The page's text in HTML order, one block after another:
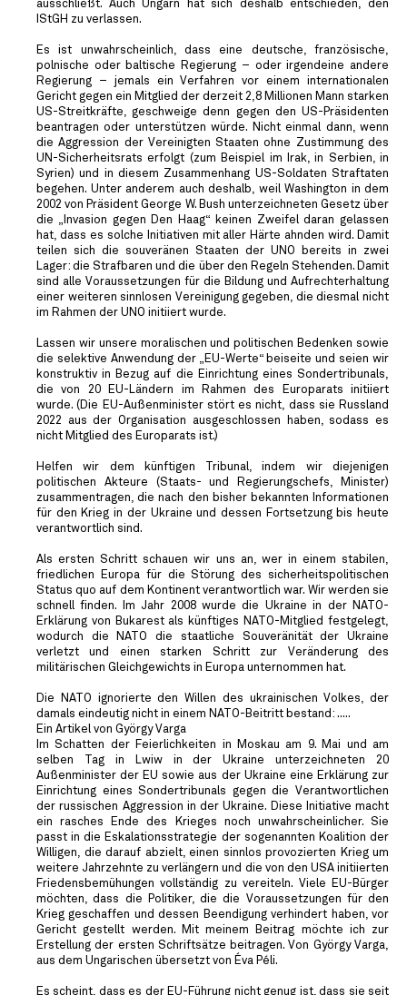
ausschließt. Auch Ungarn hat sich deshalb entschieden, den
IStGH zu verlassen.
Es ist unwahrscheinlich, dass eine deutsche, französische,
polnische oder baltische Regierung – oder irgendeine andere
Regierung – jemals ein Verfahren vor einem internationalen
Gericht gegen ein Mitglied der derzeit 2,8 Millionen Mann starken
US-Streitkräfte, geschweige denn gegen den US-Präsidenten
beantragen oder unterstützen würde. Nicht einmal dann, wenn
die Aggression der Vereinigten Staaten ohne Zustimmung des
UN-Sicherheitsrats erfolgt (zum Beispiel im Irak, in Serbien, in
Syrien) und in diesem Zusammenhang US-Soldaten Straftaten
begehen. Unter anderem auch deshalb, weil Washington in dem
2002 von Präsident George W. Bush unterzeichneten Gesetz über
die „Invasion gegen Den Haag“ keinen Zweifel daran gelassen
hat, dass es solche Initiativen mit aller Härte ahnden wird. Damit
teilen sich die souveränen Staaten der UNO bereits in zwei
Lager: die Strafbaren und die über den Regeln Stehenden. Damit
sind alle Voraussetzungen für die Bildung und Aufrechterhaltung
einer weiteren sinnlosen Vereinigung gegeben, die diesmal nicht
im Rahmen der UNO initiiert wurde.
Lassen wir unsere moralischen und politischen Bedenken sowie
die selektive Anwendung der „EU-Werte“ beiseite und seien wir
konstruktiv in Bezug auf die Einrichtung eines Sondertribunals,
die von 20 EU-Ländern im Rahmen des Europarats initiiert
wurde. (Die EU-Außenminister stört es nicht, dass sie Russland
2022 aus der Organisation ausgeschlossen haben, sodass es
nicht Mitglied des Europarats ist.)
Helfen wir dem künftigen Tribunal, indem wir diejenigen
politischen Akteure (Staats- und Regierungschefs, Minister)
zusammentragen, die nach den bisher bekannten Informationen
für den Krieg in der Ukraine und dessen Fortsetzung bis heute
verantwortlich sind.
Als ersten Schritt schauen wir uns an, wer in einem stabilen,
friedlichen Europa für die Störung des sicherheitspolitischen
Status quo auf dem Kontinent verantwortlich war. Wir werden sie
schnell finden. Im Jahr 2008 wurde die Ukraine in der NATO-
Erklärung von Bukarest als künftiges NATO-Mitglied festgelegt,
wodurch die NATO die staatliche Souveränität der Ukraine
verletzt und einen starken Schritt zur Veränderung des
militärischen Gleichgewichts in Europa unternommen hat.
Die NATO ignorierte den Willen des ukrainischen Volkes, der
damals eindeutig nicht in einem NATO-Beitritt bestand: .....
Ein Artikel von György Varga
Im Schatten der Feierlichkeiten in Moskau am 9. Mai und am
selben Tag in Lwiw in der Ukraine unterzeichneten 20
Außenminister der EU sowie aus der Ukraine eine Erklärung zur
Einrichtung eines Sondertribunals gegen die Verantwortlichen
der russischen Aggression in der Ukraine. Diese Initiative macht
ein rasches Ende des Krieges noch unwahrscheinlicher. Sie
passt in die Eskalationsstrategie der sogenannten Koalition der
Willigen, die darauf abzielt, einen sinnlos provozierten Krieg um
weitere Jahrzehnte zu verlängern und die von den USA initiierten
Friedensbemühungen vollständig zu vereiteln. Viele EU-Bürger
möchten, dass die Politiker, die die Voraussetzungen für den
Krieg geschaffen und dessen Beendigung verhindert haben, vor
Gericht gestellt werden. Mit meinem Beitrag möchte ich zur
Erstellung der ersten Schriftsätze beitragen. Von György Varga,
aus dem Ungarischen übersetzt von Éva Péli.
Es scheint, dass es der EU-Führung nicht genug ist, dass sie seit